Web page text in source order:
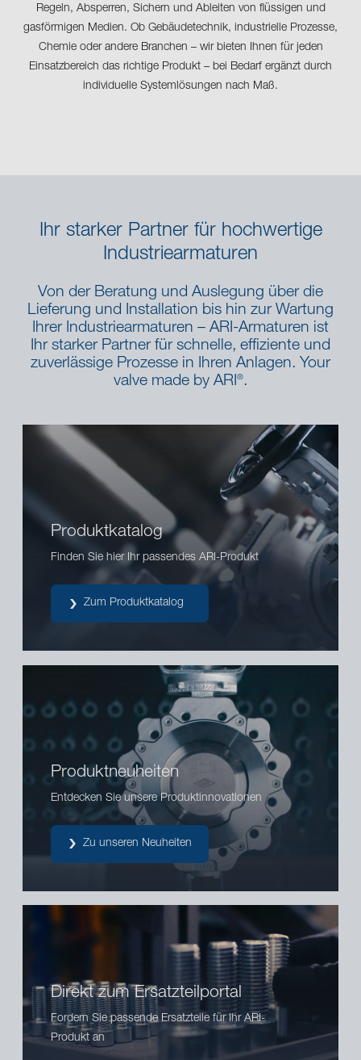
Regeln, Absperren, Sichern und Ableiten von flüssigen und
gasförmigen Medien. Ob Gebäudetechnik, industrielle Prozesse,
Chemie oder andere Branchen – wir bieten Ihnen für jeden
Einsatzbereich das richtige Produkt – bei Bedarf ergänzt durch
individuelle Systemlösungen nach Maß.
Ihr starker Partner für hochwertige
Industriearmaturen
Von der Beratung und Auslegung über die
Lieferung und Installation bis hin zur Wartung
Ihrer Industriearmaturen – ARI-Armaturen ist
Ihr starker Partner für schnelle, effiziente und
zuverlässige Prozesse in Ihren Anlagen. Your
valve made by ARI® .
Produktkatalog
Finden Sie hier Ihr passendes ARI-Produkt
Zum Produktkatalog
Produktneuheiten
Entdecken Sie unsere Produktinnovationen
Zu unseren Neuheiten
Direkt zum Ersatzteilportal
Fordern Sie passende Ersatzteile für Ihr ARI-
Produkt an